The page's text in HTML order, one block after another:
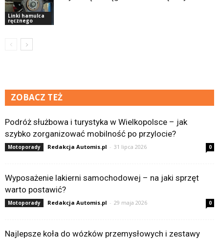
Linki hamulca
ręcznego
ZOBACZ TEŻ
Podróż służbowa i turystyka w Wielkopolsce – jak
szybko zorganizować mobilność po przylocie?
Motoporady Redakcja Automis.pl - 31 lipca 2026 0
Wyposażenie lakierni samochodowej – na jaki sprzęt
warto postawić?
Motoporady Redakcja Automis.pl - 29 maja 2026 0
Najlepsze koła do wózków przemysłowych i zestawy